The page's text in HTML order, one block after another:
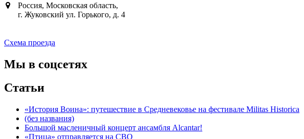
Россия, Московская область,
г. Жуковский ул. Горького, д. 4
Схема проезда
Мы в соцсетях
Статьи
«История Воина»: путешествие в Средневековье на фестивале Militas Historica
(без названия)
Большой масленичный концерт ансамбля Alcantar!
«Птица» отправляется на СВО